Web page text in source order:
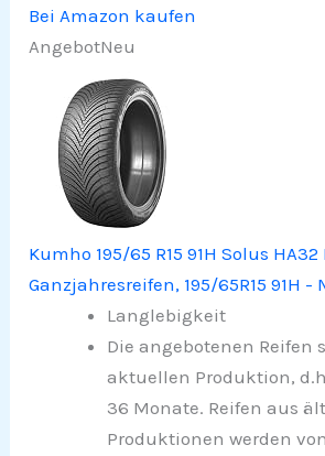
Bei Amazon kaufen
AngebotNeu
Kumho 195/65 R15 91H Solus HA32
Ganzjahresreifen, 195/65R15 91H -
Langlebigkeit
Die angebotenen Reifen
aktuellen Produktion,
36 Monate. Reifen aus
Produktionen werden